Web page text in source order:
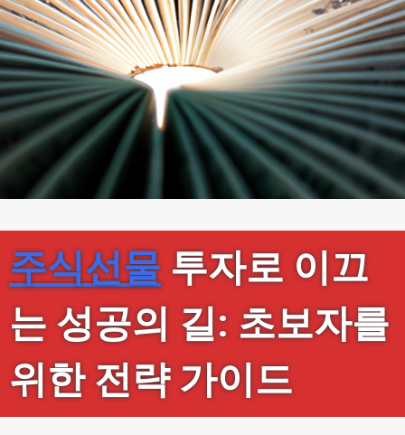
주식선물 투자로 이끄
는 성공의 길: 초보자를
위한 전략 가이드